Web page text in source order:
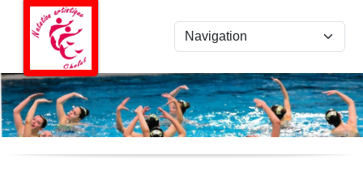
Panneau de gestion des cookies